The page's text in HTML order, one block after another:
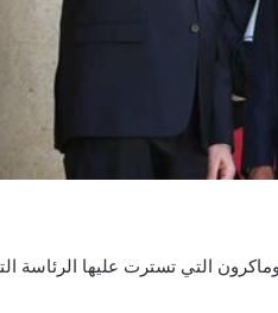
التي تسترت عليها الرئاسة